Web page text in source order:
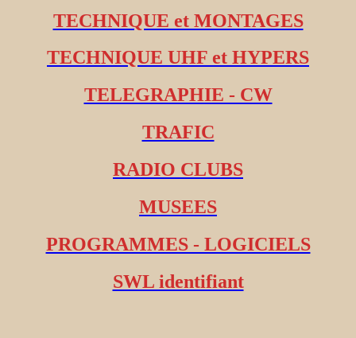
TECHNIQUE et MONTAGES
TECHNIQUE UHF et HYPERS
TELEGRAPHIE - CW
TRAFIC
RADIO CLUBS
MUSEES
PROGRAMMES - LOGICIELS
SWL identifiant